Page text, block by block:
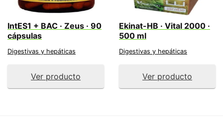
IntES1 + BAC · Zeus · 90
cápsulas
Digestivas y hepáticas
Ver producto
Ekinat-HB · Vital 2000 ·
500 ml
Digestivas y hepáticas
Ver producto